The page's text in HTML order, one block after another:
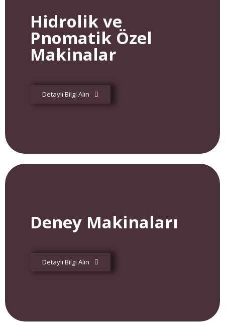
Hidrolik ve
Pnomatik Özel
Makinalar
Detaylı Bilgi Alın
Deney Makinaları
Detaylı Bilgi Alın